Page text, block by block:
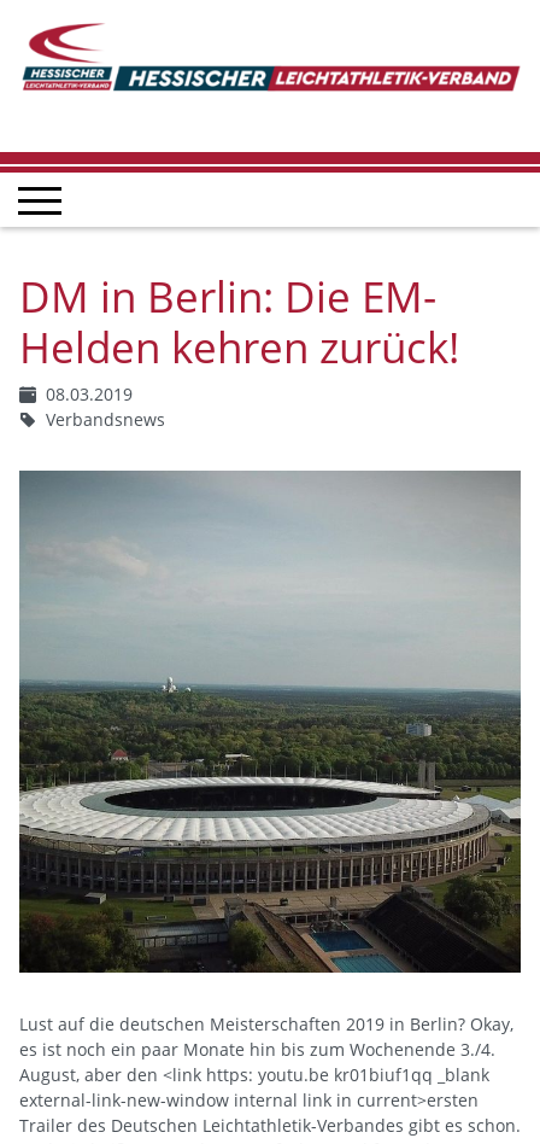
DM in Berlin: Die EM-
Helden kehren zurück!
08.03.2019
Verbandsnews
Lust auf die deutschen Meisterschaften 2019 in Berlin? Okay,
es ist noch ein paar Monate hin bis zum Wochenende 3./4.
August, aber den <link https: youtu.be kr01biuf1qq _blank
external-link-new-window internal link in current>ersten
Trailer des Deutschen Leichtathletik-Verbandes gibt es schon.